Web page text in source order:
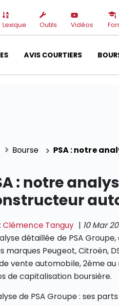
Lexique Outils Vidéos
AVIS COURTIERS
Bourse PSA : notre
: notre
Clémence Tanguy | 10 Mar
détaillée de PSA
marques Peugeot, Citroën,
vente automobile, 2ème
de capitalisation boursière.
de PSA Groupe : ses